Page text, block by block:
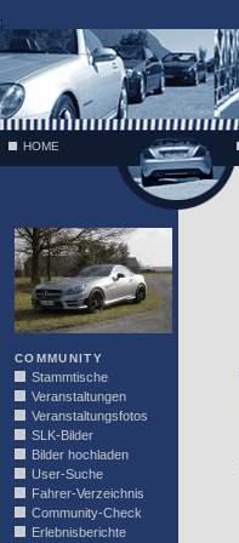
;
HOME
COMMUNITY
Stammtische
Veranstaltungen
Veranstaltungsfotos
SLK-Bilder
Bilder hochladen
User-Suche
Fahrer-Verzeichnis
Community-Check
Erlebnisberichte